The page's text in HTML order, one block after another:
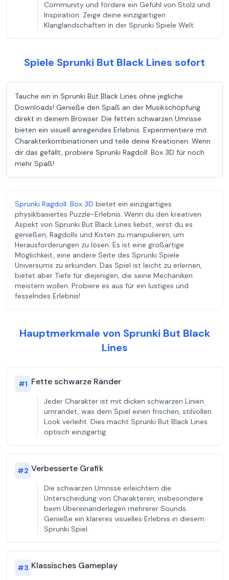
Community und fördere ein Gefühl von Stolz und
Inspiration. Zeige deine einzigartigen
Klanglandschaften in der Sprunki Spiele Welt.
Spiele Sprunki But Black Lines sofort
Tauche ein in Sprunki But Black Lines ohne jegliche
Downloads! Genieße den Spaß an der Musikschöpfung
direkt in deinem Browser. Die fetten schwarzen Umrisse
bieten ein visuell anregendes Erlebnis. Experimentiere mit
Charakterkombinationen und teile deine Kreationen. Wenn
dir das gefällt, probiere Sprunki Ragdoll: Box 3D für noch
mehr Spaß!
Sprunki Ragdoll: Box 3D bietet ein einzigartiges
physikbasiertes Puzzle-Erlebnis. Wenn du den kreativen
Aspekt von Sprunki But Black Lines liebst, wirst du es
genießen, Ragdolls und Kisten zu manipulieren, um
Herausforderungen zu lösen. Es ist eine großartige
Möglichkeit, eine andere Seite des Sprunki Spiele
Universums zu erkunden. Das Spiel ist leicht zu erlernen,
bietet aber Tiefe für diejenigen, die seine Mechaniken
meistern wollen. Probiere es aus für ein lustiges und
fesselndes Erlebnis!
Hauptmerkmale von Sprunki But Black
Lines
#1 Fette schwarze Ränder
Jeder Charakter ist mit dicken schwarzen Linien
umrandet, was dem Spiel einen frischen, stilvollen
Look verleiht. Dies macht Sprunki But Black Lines
optisch einzigartig.
#2 Verbesserte Grafik
Die schwarzen Umrisse erleichtern die
Unterscheidung von Charakteren, insbesondere
beim Übereinanderlegen mehrerer Sounds.
Genieße ein klareres visuelles Erlebnis in diesem
Sprunki Spiel.
#3 Klassisches Gameplay